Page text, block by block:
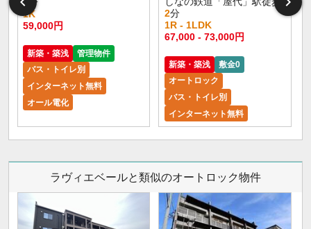
1K
59,000円
新築・築浅
管理物件
バス・トイレ別
インターネット無料
オール電化
2分
1R - 1LDK
67,000 - 73,000円
新築・築浅
敷金0
オートロック
バス・トイレ別
インターネット無料
ラヴィエベールと類似のオートロック物件